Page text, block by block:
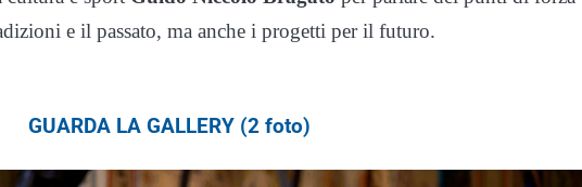
e il passato, ma anche i progetti per il futuro.
GUARDA LA GALLERY (2 foto)